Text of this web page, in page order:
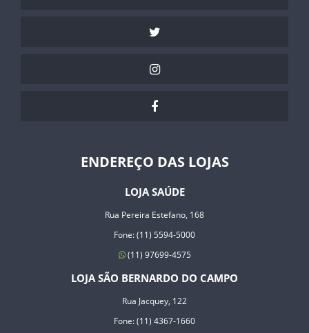
ENDEREÇO DAS LOJAS
LOJA SAÚDE
Rua Pereira Estefano, 168
Fone: (11) 5594-5000
(11) 97699-4575
LOJA SÃO BERNARDO DO CAMPO
Rua Jacquey, 122
Fone: (11) 4367-1660